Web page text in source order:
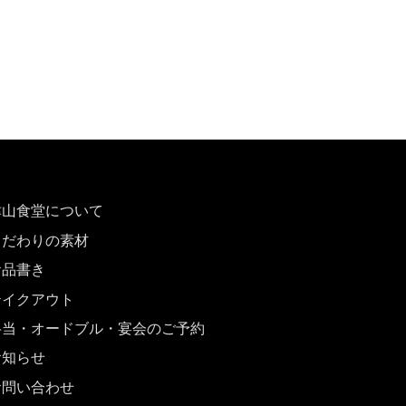
食堂について
わりの素材
書き
クアウト
・オードブル・宴会のご予約
らせ
い合わせ